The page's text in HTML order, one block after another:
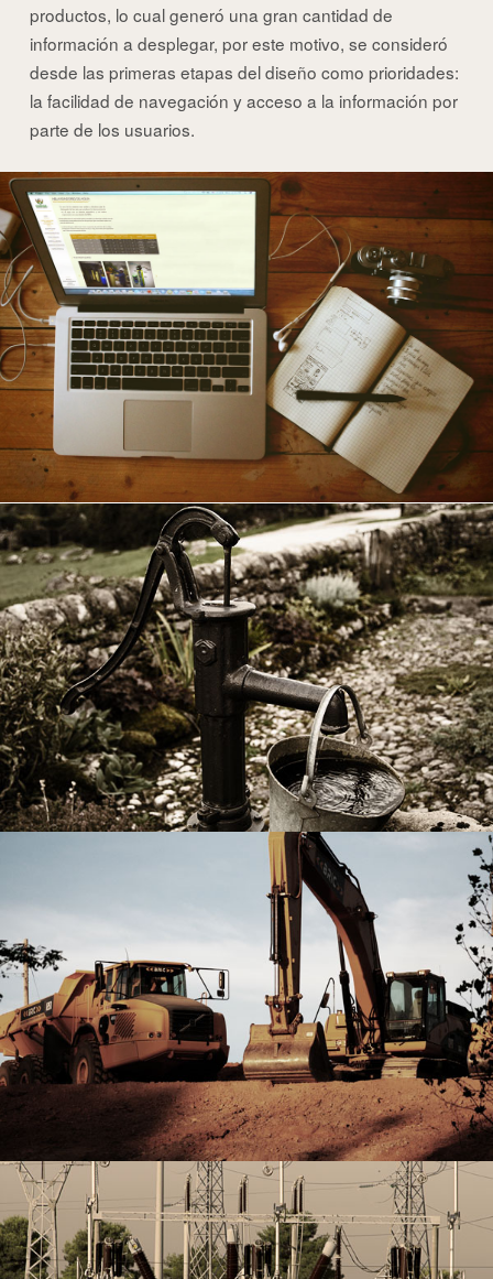
productos, lo cual generó una gran cantidad de
información a desplegar, por este motivo, se consideró
desde las primeras etapas del diseño como prioridades:
la facilidad de navegación y acceso a la información por
parte de los usuarios.